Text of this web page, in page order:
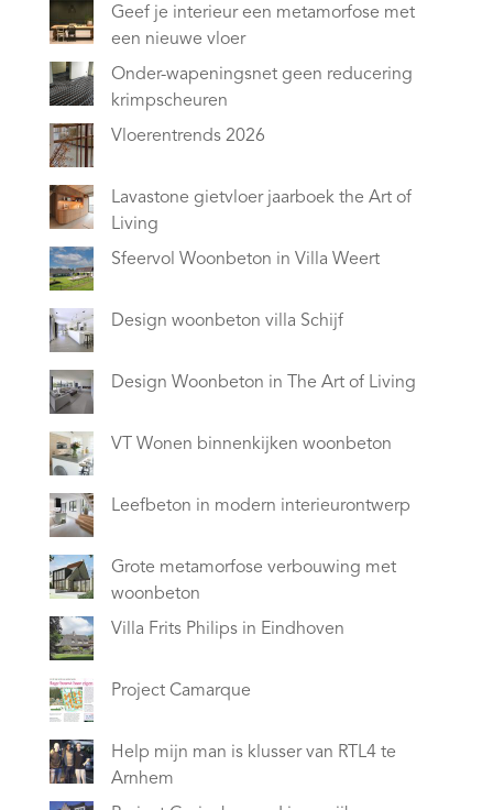
Geef je interieur een metamorfose met
een nieuwe vloer
Onder-wapeningsnet geen reducering
krimpscheuren
Vloerentrends 2026
Lavastone gietvloer jaarboek the Art of
Living
Sfeervol Woonbeton in Villa Weert
Design woonbeton villa Schijf
Design Woonbeton in The Art of Living
VT Wonen binnenkijken woonbeton
Leefbeton in modern interieurontwerp
Grote metamorfose verbouwing met
woonbeton
Villa Frits Philips in Eindhoven
Project Camarque
Help mijn man is klusser van RTL4 te
Arnhem